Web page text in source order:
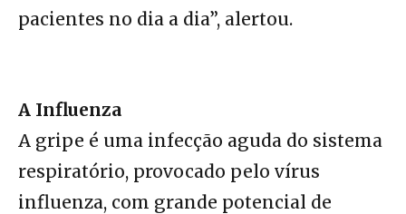
pacientes no dia a dia”, alertou.
A Influenza
A gripe é uma infecção aguda do sistema
respiratório, provocado pelo vírus
influenza, com grande potencial de